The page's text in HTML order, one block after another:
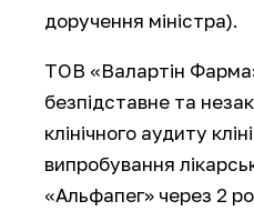
доручення міністра).
ТОВ «Валартін
безпідставне та
клінічного аудиту
випробування
«Альфапег» через 2